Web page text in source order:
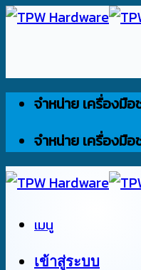
ข้าม
เนื้อหา
จำหน่าย เครื่องมื
จำหน่าย เครื่องมื
เมนู
เข้าสู่ระบบ